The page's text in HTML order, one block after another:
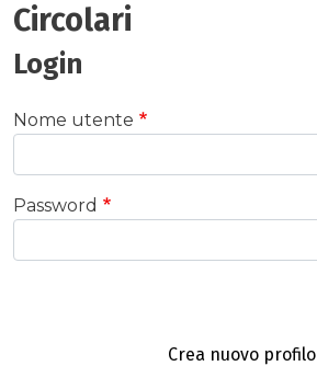
Circolari
Login
Nome utente
Password
Crea nuovo profilo